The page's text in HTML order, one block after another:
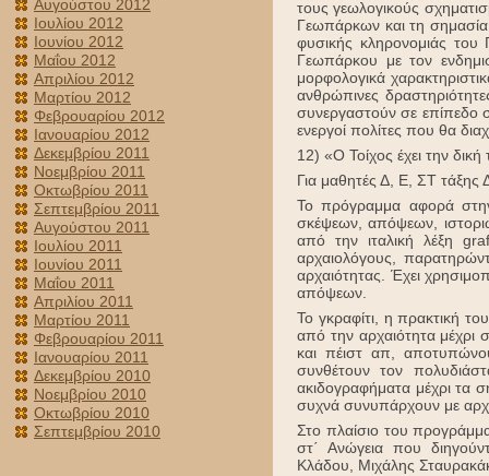
Αυγούστου 2012
Ιουλίου 2012
Ιουνίου 2012
Μαΐου 2012
Απριλίου 2012
Μαρτίου 2012
Φεβρουαρίου 2012
Ιανουαρίου 2012
Δεκεμβρίου 2011
Νοεμβρίου 2011
Οκτωβρίου 2011
Σεπτεμβρίου 2011
Αυγούστου 2011
Ιουλίου 2011
Ιουνίου 2011
Μαΐου 2011
Απριλίου 2011
Μαρτίου 2011
Φεβρουαρίου 2011
Ιανουαρίου 2011
Δεκεμβρίου 2010
Νοεμβρίου 2010
Οκτωβρίου 2010
Σεπτεμβρίου 2010
τους γεωλογικούς
Γεωπάρκων και τη σημασία
φυσικής κληρονομιάς
Γεωπάρκου με τον
μορφολογικά
ανθρώπινες
συνεργαστούν σε επίπεδο
ενεργοί πολίτες που θα
12) «Ο Τοίχος έχει την
Για μαθητές Δ, Ε, ΣΤ τάξης
Το πρόγραμμα αφορά
σκέψεων, απόψεων,
από την ιταλική λέξη
αρχαιολόγους,
αρχαιότητας. Έχει
απόψεων.
Το γκραφίτι, η πρακτική
από την αρχαιότητα μέχρι
και πέιστ απ,
συνθέτουν τον
ακιδογραφήματα μέχρι τα
συχνά συνυπάρχουν με
Στο πλαίσιο του
στ΄ Ανώγεια που
Κλάδου, Μιχάλης